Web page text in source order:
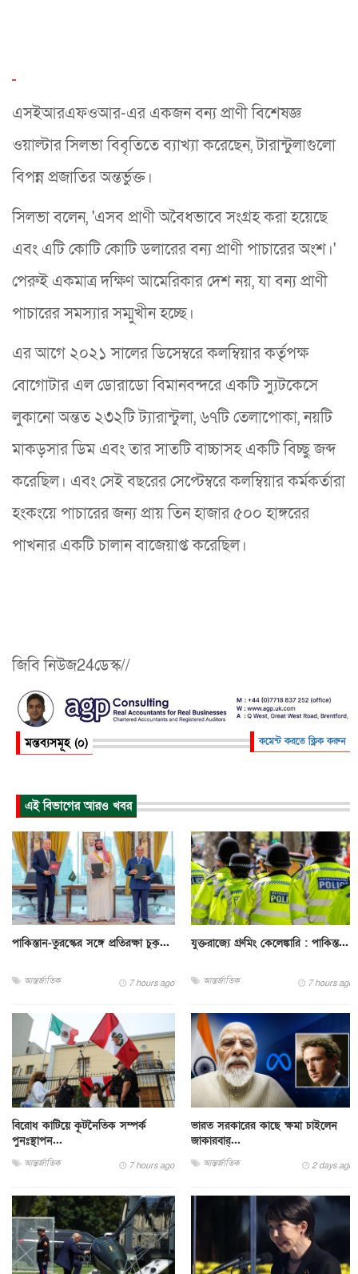
এসইআরএফওআর-এর একজন বন্য প্রাণী বিশেষজ্ঞ
ওয়াল্টার সিলভা বিবৃতিতে ব্যাখ্যা করেছেন, টারান্টুলাগুলো
বিপন্ন প্রজাতির অন্তর্ভুক্ত।
সিলভা বলেন, 'এসব প্রাণী অবৈধভাবে সংগ্রহ করা হয়েছে
এবং এটি কোটি কোটি ডলারের বন্য প্রাণী পাচারের অংশ।'
পেরুই একমাত্র দক্ষিণ আমেরিকার দেশ নয়, যা বন্য প্রাণী
পাচারের সমস্যার সম্মুখীন হচ্ছে।
এর আগে ২০২১ সালের ডিসেম্বরে কলম্বিয়ার কর্তৃপক্ষ
বোগোটার এল ডোরাডো বিমানবন্দরে একটি স্যুটকেসে
লুকানো অন্তত ২৩২টি ট্যারান্টুলা, ৬৭টি তেলাপোকা, নয়টি
মাকড়সার ডিম এবং তার সাতটি বাচ্চাসহ একটি বিচ্ছু জব্দ
করেছিল। এবং সেই বছরের সেপ্টেম্বরে কলম্বিয়ার কর্মকর্তারা
হংকংয়ে পাচারের জন্য প্রায় তিন হাজার ৫০০ হাঙ্গরের
পাখনার একটি চালান বাজেয়াপ্ত করেছিল।
জিবি নিউজ24ডেস্ক//
মন্তব্যসমূহ (০) কমেন্ট করতে ক্লিক করুন
এই বিভাগের আরও খবর
পাকিস্তান-তুরস্কের সঙ্গে প্রতিরক্ষা চুক্...
আন্তর্জাতিক 7 hours ago
যুক্তরাজ্যে গ্রুমিং কেলেঙ্কারি : পাকিস্ত...
আন্তর্জাতিক 7 hours ago
বিরোধ কাটিয়ে কূটনৈতিক সম্পর্ক
পুনঃস্থাপন...
আন্তর্জাতিক 7 hours ago
ভারত সরকারের কাছে ক্ষমা চাইলেন
জাকারবার্...
আন্তর্জাতিক 2 days ago